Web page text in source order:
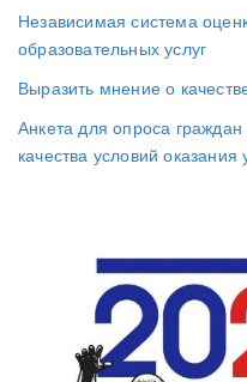
Независимая система
образовательных услуг
Выразить мнение о
Анкета для опроса
качества условий оказания